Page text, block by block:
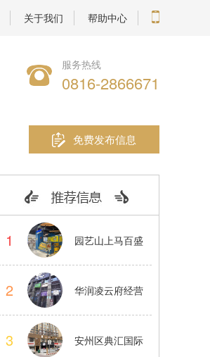
关于我们 帮助中心
服务热线
0816-2866671
免费发布信息
1 园艺山上马百盛
2 华润凌云府经营
3 安州区典汇国际